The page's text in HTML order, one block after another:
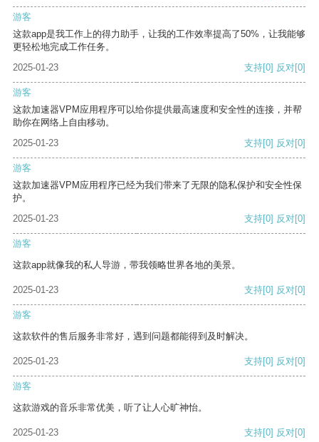
游客
这款app是我工作上的得力助手，让我的工作效率提高了50%，让我能够
更轻松地完成工作任务。
2025-01-23
支持[0] 反对[0]
游客
这款加速器VPM应用程序可以给你提供最高速度和安全性的连接，并帮
助你在网络上自由移动。
2025-01-23
支持[0] 反对[0]
游客
这款加速器VPM应用程序已经为我们带来了无限的隐私保护和安全性保
护。
2025-01-23
支持[0] 反对[0]
游客
这款app就像我的私人导游，带我领略世界各地的美景。
2025-01-23 支持[0] 反对[0]
游客
这款软件的售后服务非常好，遇到问题都能得到及时解决。
2025-01-23 支持[0] 反对[0]
游客
这款游戏的音乐非常优美，听了让人心旷神怡。
2025-01-23 支持[0] 反对[0]